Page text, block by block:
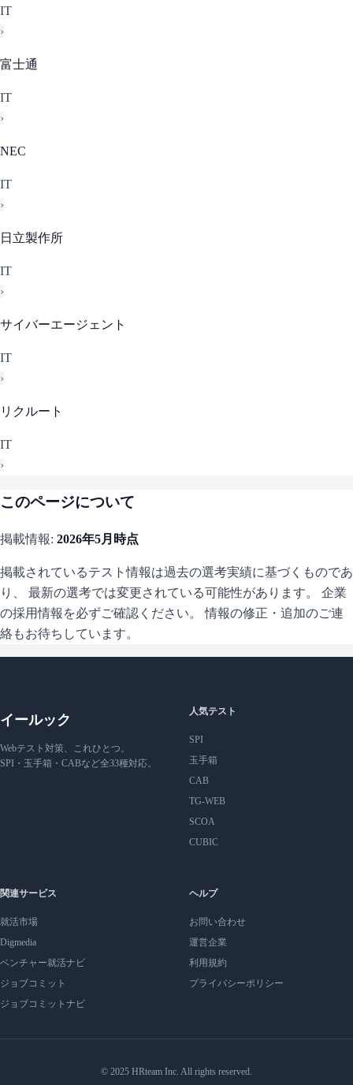
IT
›
富士通
IT
›
NEC
IT
›
日立製作所
IT
›
サイバーエージェント
IT
›
リクルート
IT
›
このページについて
掲載情報: 2026年5月 時点
掲載されているテスト情報は過去の選考実績に基づくものであ
り、 最新の選考では変更されている可能性があります。 企業
の採用情報を必ずご確認ください。 情報の修正・追加のご連
絡もお待ちしています。
イールック
Webテスト対策、これひとつ。
SPI・玉手箱・CABなど全33種対応。
人気テスト
SPI
玉手箱
CAB
TG-WEB
SCOA
CUBIC
関連サービス
就活市場
Digmedia
ベンチャー就活ナビ
ジョブコミット
ジョブコミットナビ
ヘルプ
お問い合わせ
運営企業
利用規約
プライバシーポリシー
© 2025 HRteam Inc. All rights reserved.